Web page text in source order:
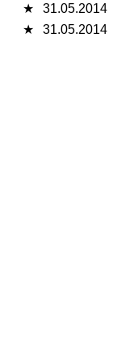
★
31.05.2014
★
31.05.2014